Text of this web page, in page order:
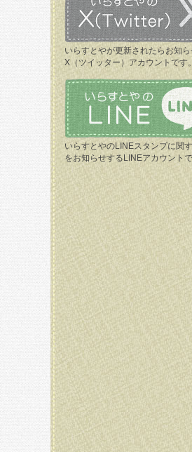
いらすとやが更新されたらお知
X（ツイッター）アカウントです。
いらすとやのLINEスタンプに関
をお知らせするLINEアカウントで